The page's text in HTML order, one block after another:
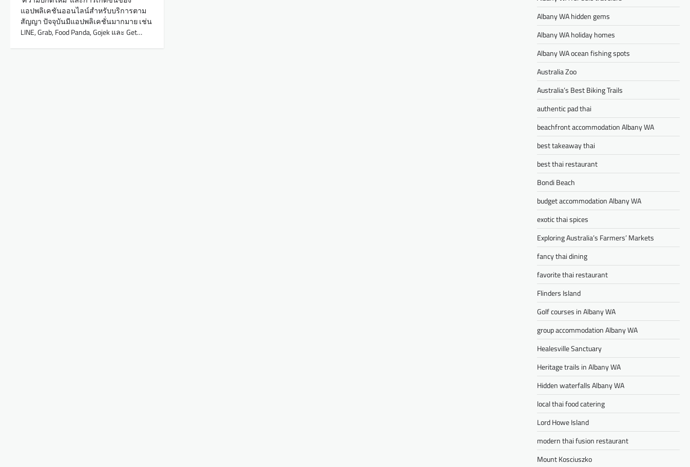
แอปพลิเคชันออนไลน์สำหรับบริการตาม
สัญญา ปัจจุบันมีแอปพลิเคชั่นมากมาย เช่น
LINE, Grab, Food Panda, Gojek และ Get…
Albany WA hidden gems
Albany WA holiday homes
Albany WA ocean fishing spots
Australia Zoo
Australia’s Best Biking Trails
authentic pad thai
beachfront accommodation Albany WA
best takeaway thai
best thai restaurant
Bondi Beach
budget accommodation Albany WA
exotic thai spices
Exploring Australia’s Farmers’ Markets
fancy thai dining
favorite thai restaurant
Flinders Island
Golf courses in Albany WA
group accommodation Albany WA
Healesville Sanctuary
Heritage trails in Albany WA
Hidden waterfalls Albany WA
local thai food catering
Lord Howe Island
modern thai fusion restaurant
Mount Kosciuszko